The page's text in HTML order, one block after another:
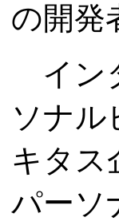
の開発
イン
ソナル
キタス
パーソ